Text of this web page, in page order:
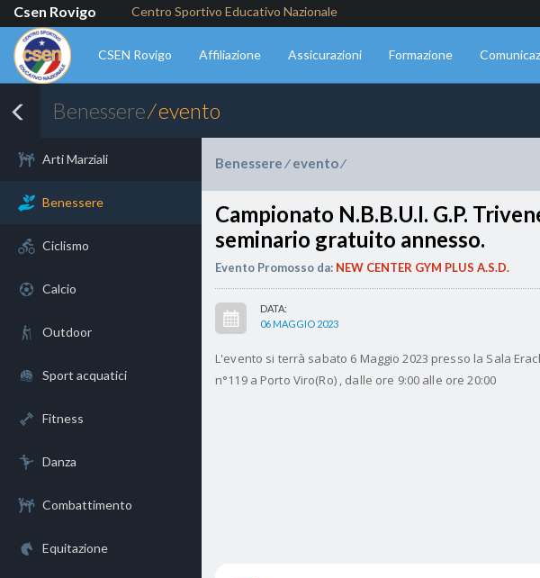
Csen Rovigo Centro Sportivo Educativo Nazionale
CSEN Rovigo Affiliazione Assicurazioni Formazione
Benessere⁄ evento
Arti Marziali
Benessere
Ciclismo
Calcio
Outdoor
Sport acquatici
Fitness
Danza
Combattimento
Equitazione
Benessere⁄evento⁄
Campionato N.B.B.U.I. G.P.
seminario gratuito annesso.
Evento Promosso da: NEW CENTER GYM PLUS A.S.D.
DATA:
06 MAGGIO 2023
L'evento si terrà sabato 6 Maggio 2023 presso la Sala
n°119 a Porto Viro(Ro) , dalle ore 9:00 alle ore 20:00